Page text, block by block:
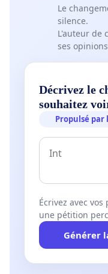
Le
silence.
L'auteur de
ses
Décrivez le
souhaitez
Propulsé par
Écrivez avec vos
une pétition
Générer